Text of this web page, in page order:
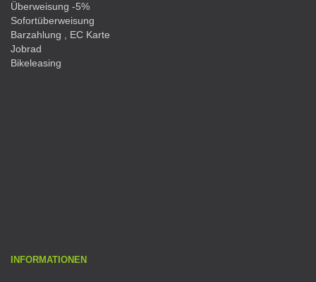
Überweisung -5%
Sofortüberweisung
Barzahlung , EC Karte
Jobrad
Bikeleasing
INFORMATIONEN